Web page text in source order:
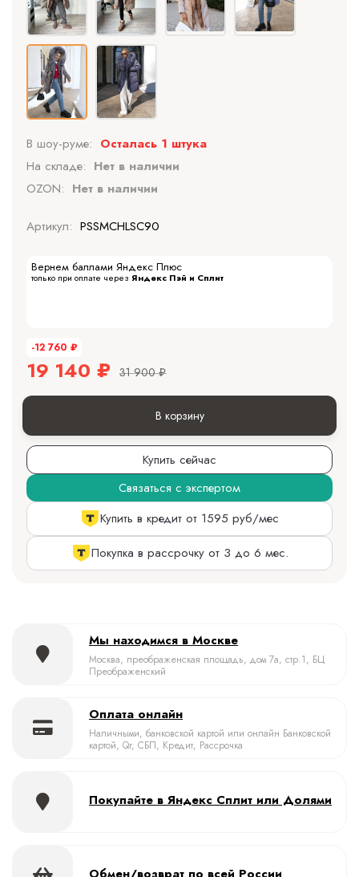
В шоу-руме: Осталась 1 штука
На складе: Нет в наличии
OZON: Нет в наличии
Артикул: PSSMCHLSC90
Вернем баллами Яндекс Плюс
только при оплате через Яндекс Пэй и Сплит
-12 760 ₽
19 140 ₽ 31 900 ₽
В корзину
Купить сейчас
Связаться с экспертом
Купить в кредит от 1595 руб/мес
Покупка в рассрочку от 3 до 6 мес.
Мы находимся в Москве
Москва, преображенская площадь, дом 7а, стр.1, БЦ
Преображенский
Оплата онлайн
Наличными, банковской картой или онлайн Банковской
картой, Qr, СБП, Кредит, Рассрочка
Покупайте в Яндекс Сплит или Долями